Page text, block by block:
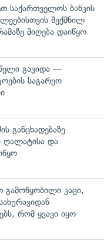
საქართველოს ბანკის
შექმნილ
მიღება დაიწყო
გავიდა —
საგარეო
განცხადებაზე
ღალატისა და
გამოწყობილი კაცი,
რომ ყვავი იყო